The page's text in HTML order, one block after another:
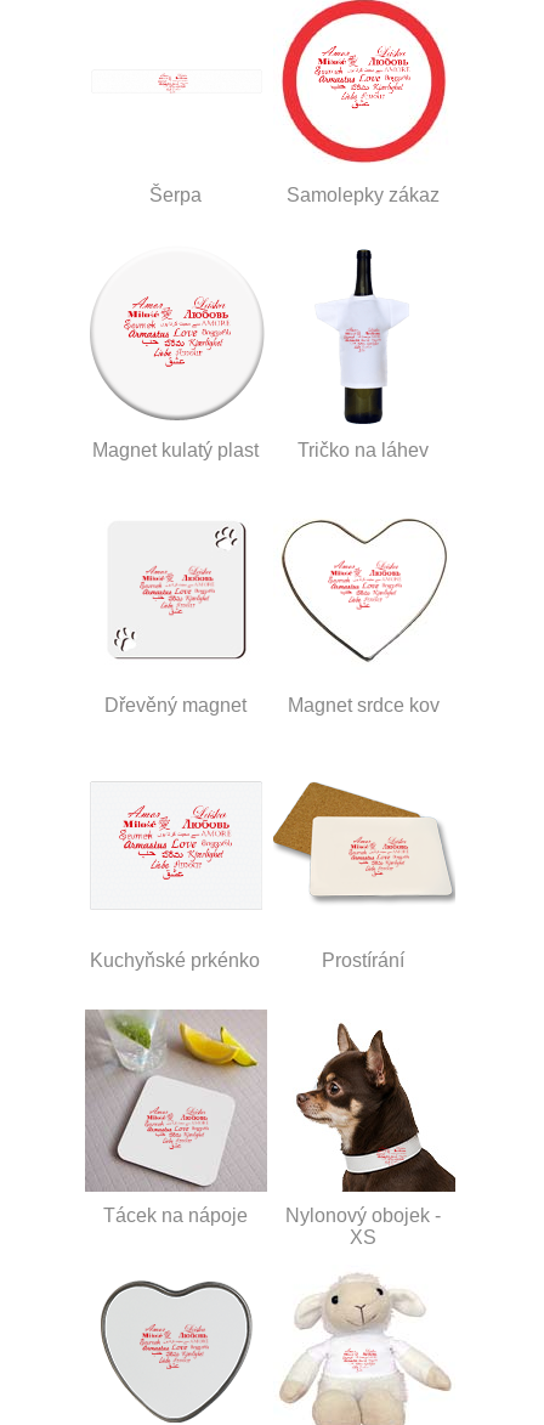
Šerpa Samolepky zákaz
Magnet kulatý plast Tričko na láhev
Dřevěný magnet Magnet srdce kov
Kuchyňské prkénko Prostírání
Tácek na nápoje
Nylonový obojek -
XS